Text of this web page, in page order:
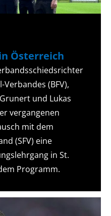
Österreich
(BFV),
und Lukas
vergangenen
mit dem
(SFV) eine
in St.
Programm.